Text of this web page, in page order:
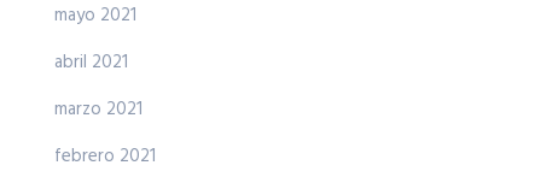
mayo 2021
abril 2021
marzo 2021
febrero 2021